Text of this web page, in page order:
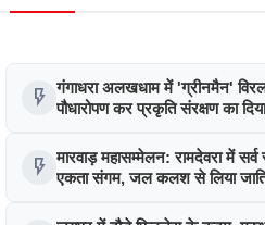
flash_on गंगाधरा अलखधाम में 'ग्रीनमैन'
पौधारोपण कर प्रकृति संरक्षण का
flash_on मारवाड़ महासम्मेलन: रामदेवरा में
एकता संगम, जल कलश से लिया